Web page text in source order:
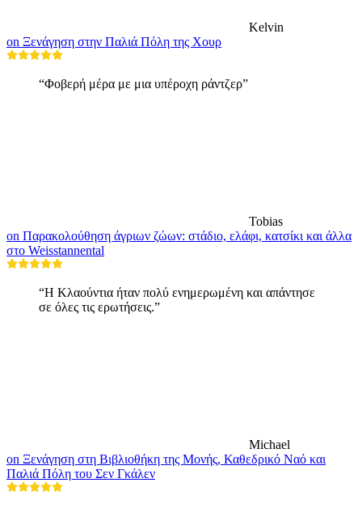
Kelvin
on Ξενάγηση στην Παλιά Πόλη της Χουρ
“Φοβερή μέρα με μια υπέροχη ράντζερ”
Tobias
on Παρακολούθηση άγριων ζώων: στάδιο, ελάφι, κατσίκι και άλλα
στο Weisstannental
“Η Κλαούντια ήταν πολύ ενημερωμένη και απάντησε
σε όλες τις ερωτήσεις.”
Michael
on Ξενάγηση στη Βιβλιοθήκη της Μονής, Καθεδρικό Ναό και
Παλιά Πόλη του Σεν Γκάλεν